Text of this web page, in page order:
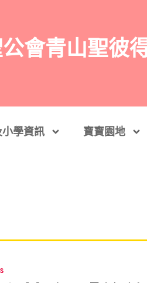
公會青山聖
學資訊 寶寶園地